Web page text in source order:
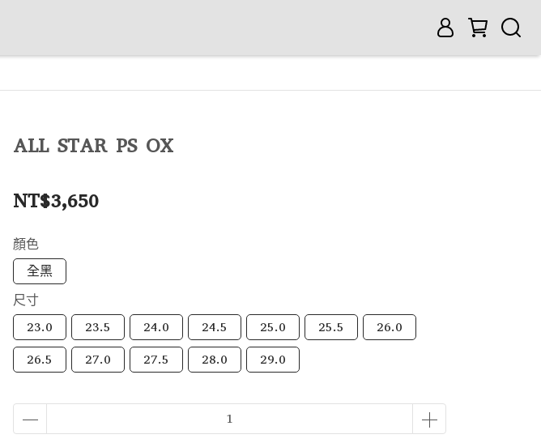
ALL STAR PS OX
NT$3,650
顏色
全黑
尺寸
23.0
23.5 24.0 24.5 25.0 25.5
26.0
26.5
27.0 27.5 28.0 29.0